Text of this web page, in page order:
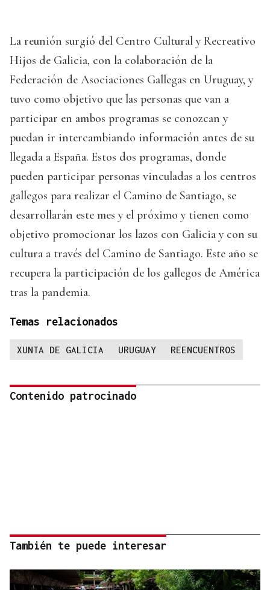
La reunión surgió del Centro Cultural y Recreativo
Hijos de Galicia, con la colaboración de la
Federación de Asociaciones Gallegas en Uruguay, y
tuvo como objetivo que las personas que van a
participar en ambos programas se conozcan y
puedan ir intercambiando información antes de su
llegada a España. Estos dos programas, donde
pueden participar personas vinculadas a los centros
gallegos para realizar el Camino de Santiago, se
desarrollarán este mes y el próximo y tienen como
objetivo promocionar los lazos con Galicia y con su
cultura a través del Camino de Santiago. Este año se
recupera la participación de los gallegos de América
tras la pandemia.
Temas relacionados
XUNTA DE GALICIA URUGUAY REENCUENTROS
Contenido patrocinado
También te puede interesar